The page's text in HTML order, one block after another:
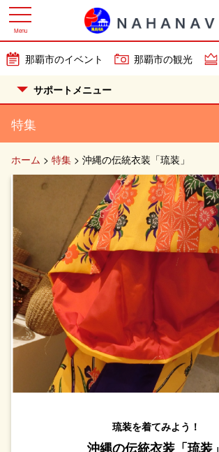
那覇市のイベント 那覇市の観光
Menu
サポートメニュー
特集
ホーム > 特集 > 沖縄の伝統衣装「琉装」
琉装を着てみよう！
沖縄の伝統衣装「琉装」